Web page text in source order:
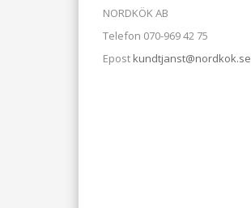
NORDKÖK AB
Telefon 070-969 42 75
Epost kundtjanst@nordkok.se